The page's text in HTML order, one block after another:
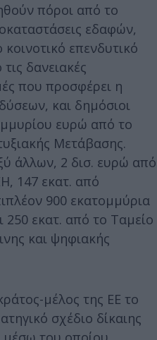
πόροι από το
εδαφών,
επενδυτικό
δανειακές
που προσφέρει η
και δημόσιοι
ευρώ από το
Μετάβασης.
άλλων, 2 δισ. ευρώ από
147 εκατ. από
900 εκατομμύρια
250 εκατ. από το Ταμείο
και ψηφιακής
μέλος της ΕΕ το
σχέδιο δίκαιης